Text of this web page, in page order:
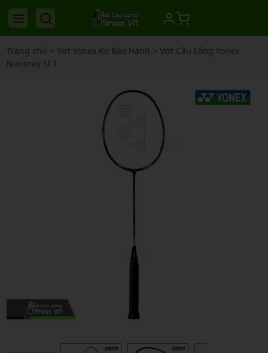
Trang chủ > Vợt Yonex Ko Bảo Hành > Vợt Cầu Lông Yonex
Nanoray Sl 1